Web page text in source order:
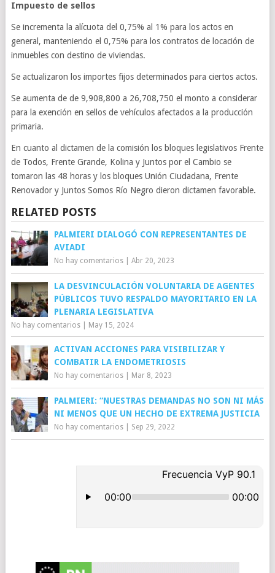
Impuesto de sellos
Se incrementa la alícuota del 0,75% al 1% para los actos en
general, manteniendo el 0,75% para los contratos de locación de
inmuebles con destino de viviendas.
Se actualizaron los importes fijos determinados para ciertos actos.
Se aumenta de de 9,908,800 a 26,708,750 el monto a considerar
para la exención en sellos de vehículos afectados a la producción
primaria.
En cuanto al dictamen de la comisión los bloques legislativos Frente
de Todos, Frente Grande, Kolina y Juntos por el Cambio se
tomaron las 48 horas y los bloques Unión Ciudadana, Frente
Renovador y Juntos Somos Río Negro dieron dictamen favorable.
RELATED POSTS
PALMIERI DIALOGÓ CON REPRESENTANTES DE
AVIADI
No hay comentarios| Abr 20, 2023
LA DESVINCULACIÓN VOLUNTARIA DE AGENTES
PÚBLICOS TUVO RESPALDO MAYORITARIO EN LA
PLENARIA LEGISLATIVA
No hay comentarios| May 15, 2024
ACTIVAN ACCIONES PARA VISIBILIZAR Y
COMBATIR LA ENDOMETRIOSIS
No hay comentarios| Mar 8, 2023
PALMIERI: “NUESTRAS DEMANDAS NO SON NI MÁS
NI MENOS QUE UN HECHO DE EXTREMA JUSTICIA
No hay comentarios| Sep 29, 2022